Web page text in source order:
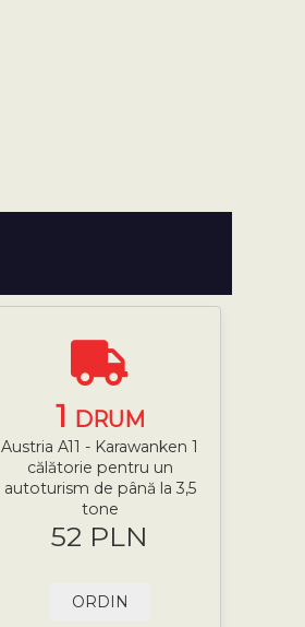
1 DRUM
Austria A11 - Karawanken 1
călătorie pentru un
autoturism de până la 3,5
tone
52 PLN
ORDIN